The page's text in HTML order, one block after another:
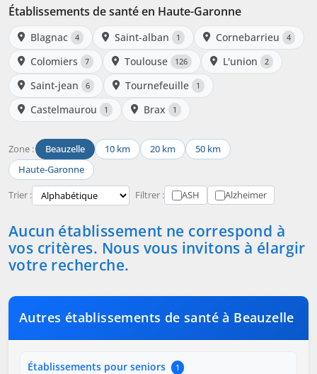
Établissements de santé en Haute-Garonne
Blagnac 4 Saint-alban 1 Cornebarrieu 4
Colomiers 7 Toulouse 126 L'union 2
Saint-jean 6 Tournefeuille 1
Castelmaurou 1 Brax 1
Zone : Beauzelle 10 km 20 km
50 km
Haute-Garonne
Trier : Filtrer : ASH Alzheimer
Aucun établissement ne correspond à
vos critères. Nous vous invitons à élargir
votre recherche.
Autres établissements de santé à Beauzelle
Établissements pour seniors 1